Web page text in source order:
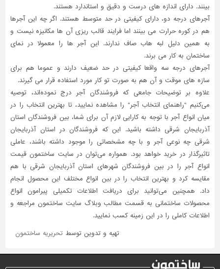
بینند. دارای اندازه های درست و دقیق و استاندارد هستند.
آجرهای درجه دو، دارای کیفیتی در حد متوسط هستند. اگر چه این آجرها
هم در کوره حرارت می بینند اما فرایند قالب ریزی آن ها مکانیزه نیست و
به همین دلیل لبه هاب صاف ندارند. این آجر ها را معمولا در نمای
ساختمان به کار می برند.
آجرهای درجه سه واقعا کیفیتی در حد ضعیف دارند و عموما هم برای
سازه های موقت و آن هم به صورت تو کار مورد استفاده قرار می گیرند.
علاوه بر توضیحات جامعی که فروشندگان آجر درج نموده‌اند، توصیه
می‌کنیم "راهنمای انتخاب آجر" را مشاهده نمایید، تا بهترین انتخاب را در
میان انواع آجر با توجه به کارایی لازم آن برای شما، بین فروشندگان استان
آذربایجان شرقی داشته باشید. این که فروشندگان در استان آذربایجان
شرقی چه نوعی آجر و با چه مشخصاتی را موجود داشته باشند، عاملی
تاثیر‌گذار در خرید خواهد بود. همواره می‌توان در سایت ساختمون قیمت
انواع آجر را در بین فروشندگان شهرهای استان آذربایجان شرقی با هم
مقایسه کرد و بهترین انتخاب را در بین انواع مختلف این محصول انجام
داد. همچنین می‌توانید برای دریافت اطلاعات تکمیلی پیرامون انواع
محصولات ساختمانی به قسمت مطالب وبلاگ سایت ساختمون مراجعه و
اطلاعات کاملی را در این زمینه کسب نمایید.
تهیه و تدوین توسط تحریریه ساختمون